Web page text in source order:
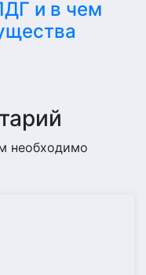
и в чем
необходимо